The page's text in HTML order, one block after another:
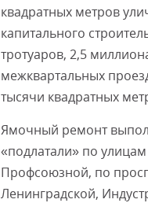
квадратных метров
капитального
тротуаров, 2,5
межквартальных
тысячи квадратных
Ямочный ремонт
«подлатали» по
Профсоюзной, по
Ленинградской,